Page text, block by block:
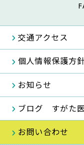
交通アクセス
個人情報保護方
お知らせ
ブログ すがた
お問い合わせ